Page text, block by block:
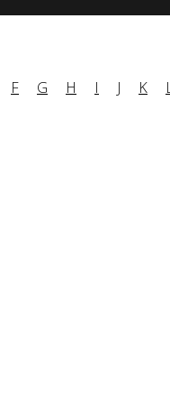
F G H I J K